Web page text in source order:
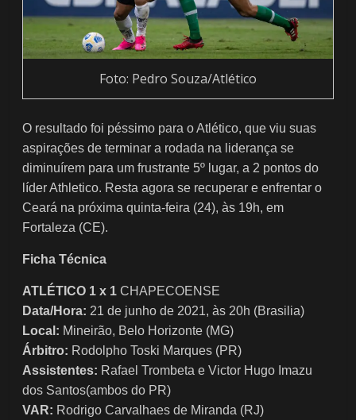
Foto: Pedro Souza/Atlético
O resultado foi péssimo para o Atlético, que viu suas
aspirações de terminar a rodada na liderança se
diminuírem para um frustrante 5º lugar, a 2 pontos do
líder Athletico. Resta agora se recuperar e enfrentar o
Ceará na próxima quinta-feira (24), às 19h, em
Fortaleza (CE).
Ficha Técnica
ATLÉTICO 1 x 1 CHAPECOENSE
Data/Hora: 21 de junho de 2021, às 20h (Brasilia)
Local: Mineirão, Belo Horizonte (MG)
Árbitro: Rodolpho Toski Marques (PR)
Assistentes: Rafael Trombeta e Victor Hugo Imazu
dos Santos(ambos do PR)
VAR: Rodrigo Carvalhaes de Miranda (RJ)